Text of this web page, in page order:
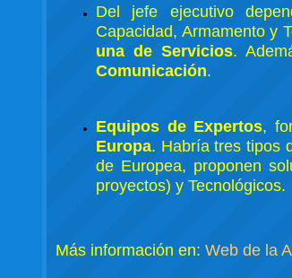
Del jefe ejecutivo
Capacidad, Armamento y
una de Servicios.
Comunicación.
Equipos de Expertos,
Europa. Habría tres tipos
de Europea, proponen
proyectos) y Tecnológicos.
Más información en:Web de la